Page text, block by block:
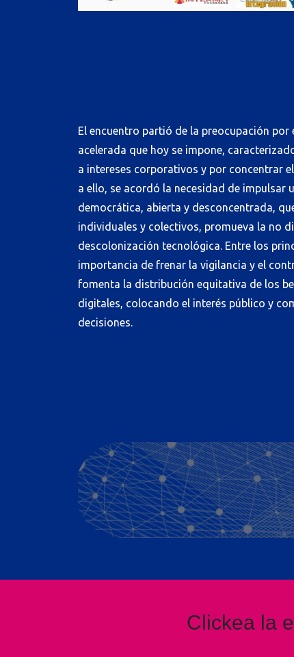
El encuentro partió de la preocupación
acelerada que hoy se impone,
a intereses corporativos y por concentrar
a ello, se acordó la necesidad de impulsar
democrática, abierta y desconcentrada,
individuales y colectivos, promueva la no
descolonización tecnológica. Entre los
importancia de frenar la vigilancia y el
fomenta la distribución equitativa de los
digitales, colocando el interés público y
decisiones.
Clickea la